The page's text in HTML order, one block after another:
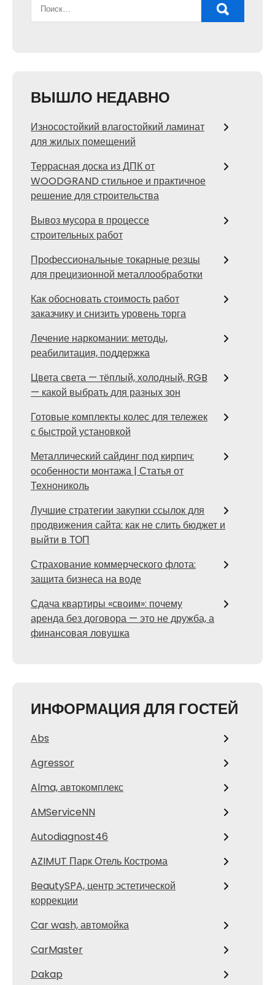
ВЫШЛО НЕДАВНО
Износостойкий влагостойкий ламинат
для жилых помещений
Террасная доска из ДПК от
WOODGRAND стильное и практичное
решение для строительства
Вывоз мусора в процессе
строительных работ
Профессиональные токарные резцы
для прецизионной металлообработки
Как обосновать стоимость работ
заказчику и снизить уровень торга
Лечение наркомании: методы,
реабилитация, поддержка
Цвета света — тёплый, холодный, RGB
— какой выбрать для разных зон
Готовые комплекты колес для тележек
с быстрой установкой
Металлический сайдинг под кирпич:
особенности монтажа | Статья от
Технониколь
Лучшие стратегии закупки ссылок для
продвижения сайта: как не слить бюджет и
выйти в ТОП
Страхование коммерческого флота:
защита бизнеса на воде
Сдача квартиры «своим»: почему
аренда без договора — это не дружба, а
финансовая ловушка
ИНФОРМАЦИЯ ДЛЯ ГОСТЕЙ
Abs
Agressor
Alma, автокомплекс
AMServiceNN
Autodiagnost46
AZIMUT Парк Отель Кострома
BeautySPA, центр эстетической
коррекции
Car wash, автомойка
CarMaster
Dakap